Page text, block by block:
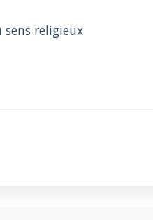
religieux